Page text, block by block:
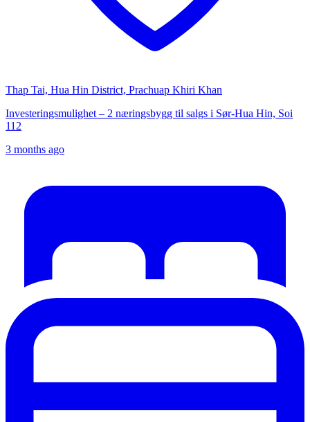
Thap Tai, Hua Hin District, Prachuap Khiri Khan
Investeringsmulighet – 2 næringsbygg til salgs i Sør-Hua Hin, Soi
112
3 months ago